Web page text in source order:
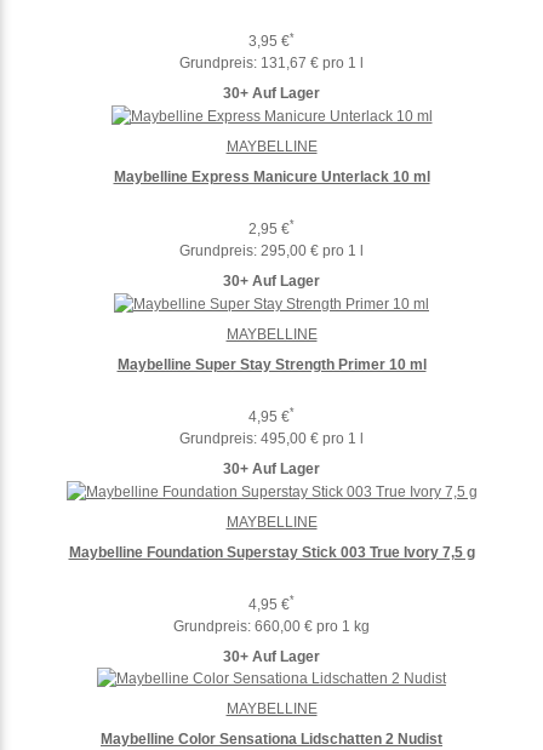
3,95 €*
Grundpreis: 131,67 € pro 1 l
30+ Auf Lager
Maybelline Express Manicure Unterlack 10 ml
2,95 €*
Grundpreis: 295,00 € pro 1 l
30+ Auf Lager
MAYBELLINE
Maybelline Super Stay Strength Primer 10 ml
4,95 €*
Grundpreis: 495,00 € pro 1 l
30+ Auf Lager
MAYBELLINE
Maybelline Foundation Superstay Stick 003 True Ivory 7,5 g
4,95 €*
Grundpreis: 660,00 € pro 1 kg
30+ Auf Lager
MAYBELLINE
Maybelline Color Sensationa Lidschatten 2 Nudist
MAYBELLINE